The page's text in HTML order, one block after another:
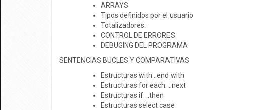
ARRAYS
Tipos definidos por el usuario
Totalizadores.
CONTROL DE ERRORES
DEBUGING DEL PROGRAMA
SENTENCIAS BUCLES Y COMPARATIVAS
Estructuras with…end with
Estructuras for each. ..next
Estructuras if. ..then
Estructuras select case